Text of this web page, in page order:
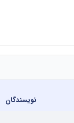
نویسندگان